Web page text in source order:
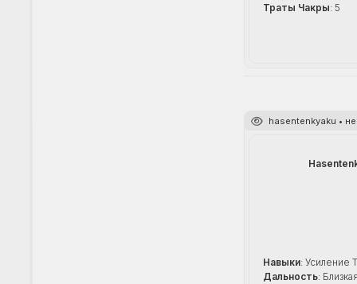
Траты Чакры: 5
hasentenkyaku •
Навыки: Усиление
Дальность: